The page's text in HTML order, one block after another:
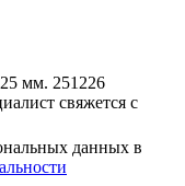
мм. 251226
свяжется с
данных в